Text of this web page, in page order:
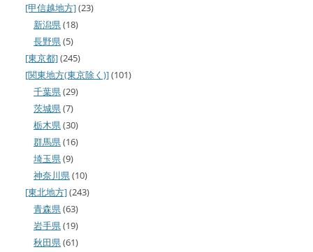
[甲信越地方](23)
新潟県(18)
長野県(5)
[東京都](245)
[関東地方(東京除く)](101)
千葉県(29)
茨城県(7)
栃木県(30)
群馬県(16)
埼玉県(9)
神奈川県(10)
[東北地方](243)
青森県(63)
岩手県(19)
秋田県(61)